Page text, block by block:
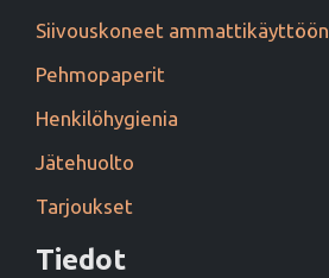
Siivouskoneet ammattikäyttöön
Pehmopaperit
Henkilöhygienia
Jätehuolto
Tarjoukset
Tiedot